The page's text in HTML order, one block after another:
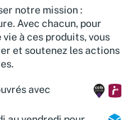
notre mission :
Avec chacun, pour
à ces produits, vous
et soutenez les actions
avec